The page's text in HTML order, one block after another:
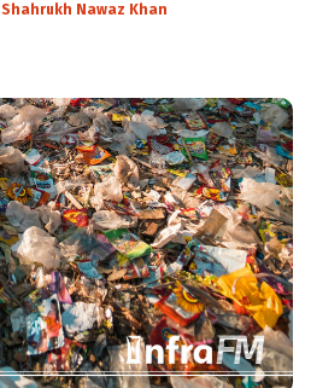
Shahrukh Nawaz Khan